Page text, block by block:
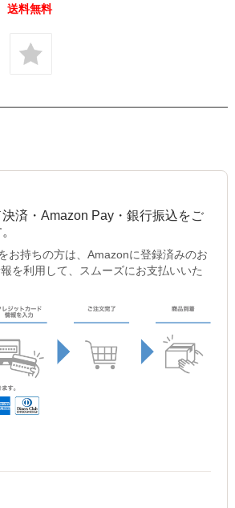
送料無料
済・Amazon Pay・銀行振込をご
お持ちの方は、Amazonに登録済みのお
を利用して、スムーズにお支払いいた